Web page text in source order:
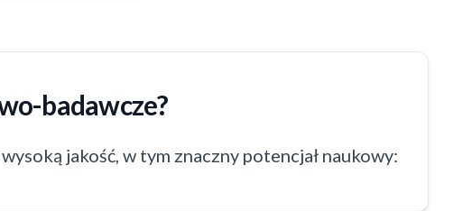
badawcze?
jakość, w tym znaczny potencjał naukowy: